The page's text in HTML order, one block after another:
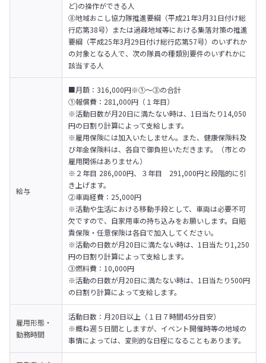
ど)の操作ができる人
⑧地域おこし協力隊推進要綱（平成21年3月31日付け総
行応第38号）または過疎地域等における集落対策の推進
要綱（平成25年3月29日付け総行応第57号）のいずれか
の対象となる人で、次の隊員の種類別要件のいずれかに
該当する人
給与
■月額：316,000円※①〜③の合計
①報償費：281,000円（１年目）
※活動日数が月20日に満たない時は、1日当たり14,050
円の日割り計算によって支給します。
※雇用保険には加入いたしません。また、健康保険料及
び年金保険料は、各自で御負担いただきます。（市との
雇用関係はありません）
※２年目 286,000円、３年目　291,000円と段階的に引
き上げます。
②車両経費：25,000円
※活動や生活における移動手段として、車両は必要不可
欠ですので、自家用車の持ち込みをお願いします。自賠
責保険・任意保険は各自で加入してください。
※活動の日数が月20日に満たない時は、1日当たり1,250
円の日割り計算によって支給します。
③燃料費：10,000円
※活動の日数が月20日に満たない時は、1日当たり500円
の日割り計算によって支給します。
雇用形態・
勤務時間
活動日数：月20日以上（１日７時間45分目安）
※概ね週５日間としますが、イベント開催時等の地域の
事情によっては、変則的な日程になることもあります。